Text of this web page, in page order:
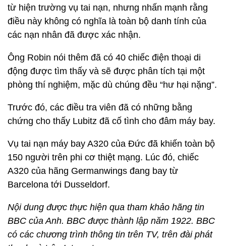
từ hiện trường vụ tai nạn, nhưng nhấn mạnh rằng
điều này không có nghĩa là toàn bộ danh tính của
các nạn nhân đã được xác nhận.
Ông Robin nói thêm đã có 40 chiếc điện thoại di
động được tìm thấy và sẽ được phân tích tại một
phòng thí nghiệm, mặc dù chúng đều “hư hại nặng”.
Trước đó, các điều tra viên đã có những bằng
chứng cho thấy Lubitz đã cố tình cho đâm máy bay.
Vụ tai nạn máy bay A320 của Đức đã khiến toàn bộ
150 người trên phi cơ thiệt mạng. Lúc đó, chiếc
A320 của hãng Germanwings đang bay từ
Barcelona tới Dusseldorf.
Nội dung được thực hiện qua tham khảo hãng tin
BBC của Anh. BBC được thành lập năm 1922. BBC
có các chương trình thông tin trên TV, trên đài phát